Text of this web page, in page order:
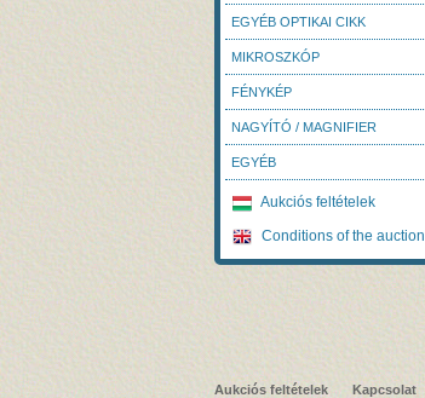
EGYÉB OPTIKAI CIKK
MIKROSZKÓP
FÉNYKÉP
NAGYÍTÓ / MAGNIFIER
EGYÉB
Aukciós feltételek
Conditions of the auction
Aukciós feltételek Kapcsolat